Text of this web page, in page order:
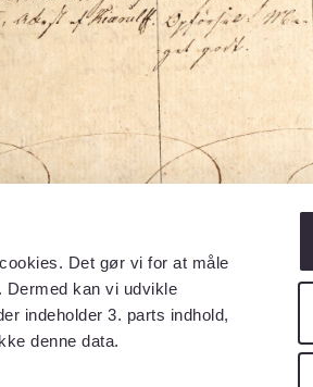
Det gør vi for at måle
Dermed kan vi udvikle
indeholder 3. parts indhold,
denne data.